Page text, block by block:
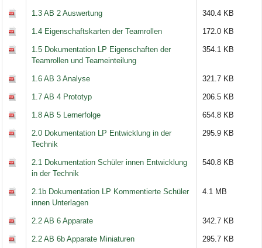
1.3 AB 2 Auswertung 340.4 KB
1.4 Eigenschaftskarten der Teamrollen 172.0 KB
1.5 Dokumentation LP Eigenschaften der
Teamrollen und Teameinteilung
354.1 KB
1.6 AB 3 Analyse 321.7 KB
1.7 AB 4 Prototyp 206.5 KB
1.8 AB 5 Lernerfolge 654.8 KB
2.0 Dokumentation LP Entwicklung in der
Technik
295.9 KB
2.1 Dokumentation Schüler innen Entwicklung
in der Technik
540.8 KB
2.1b Dokumentation LP Kommentierte Schüler
innen Unterlagen
4.1 MB
2.2 AB 6 Apparate 342.7 KB
2.2 AB 6b Apparate Miniaturen 295.7 KB